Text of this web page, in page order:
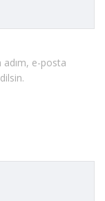
adım, e-posta